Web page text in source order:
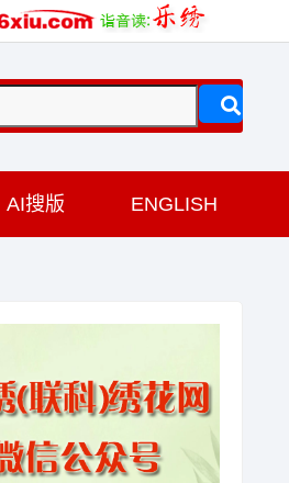
AI搜版 ENGLISH